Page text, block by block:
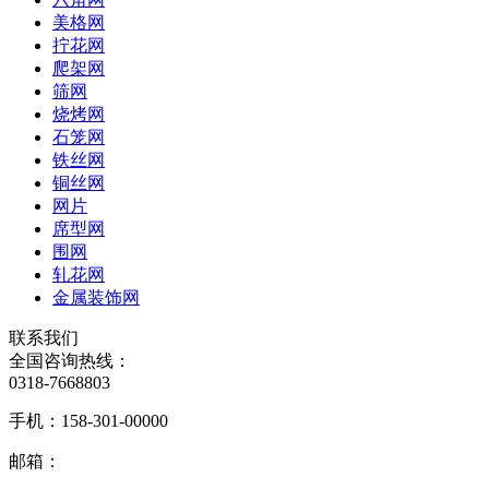
美格网
拧花网
爬架网
筛网
烧烤网
石笼网
铁丝网
铜丝网
网片
席型网
围网
轧花网
金属装饰网
联系我们
全国咨询热线：
0318-7668803
手机： 158-301-00000
邮箱：